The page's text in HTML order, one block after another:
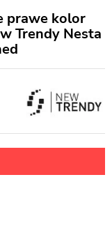
prawe kolor
Trendy Nesta